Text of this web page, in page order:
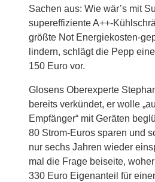
Sachen aus: Wie wär’s mit
supereffiziente A++-
größte Not Energiekosten-
lindern, schlägt die Pepp
150 Euro vor.
Glosens Oberexperte
bereits verkündet, er wolle
Empfänger“ mit Geräten
80 Strom-Euros sparen und
nur sechs Jahren wieder
mal die Frage beiseite,
330 Euro Eigenanteil für